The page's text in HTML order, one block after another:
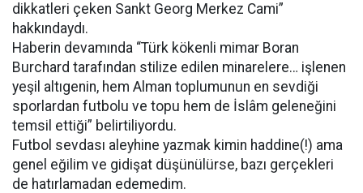
dikkatleri çeken Sankt Georg Merkez Cami”
hakkındaydı.
Haberin devamında “Türk kökenli mimar Boran
Burchard tarafından stilize edilen minarelere… işlenen
yeşil altıgenin, hem Alman toplumunun en sevdiği
sporlardan futbolu ve topu hem de İslâm geleneğini
temsil ettiği” belirtiliyordu.
Futbol sevdası aleyhine yazmak kimin haddine(!) ama
genel eğilim ve gidişat düşünülürse, bazı gerçekleri
de hatırlamadan edemedim.